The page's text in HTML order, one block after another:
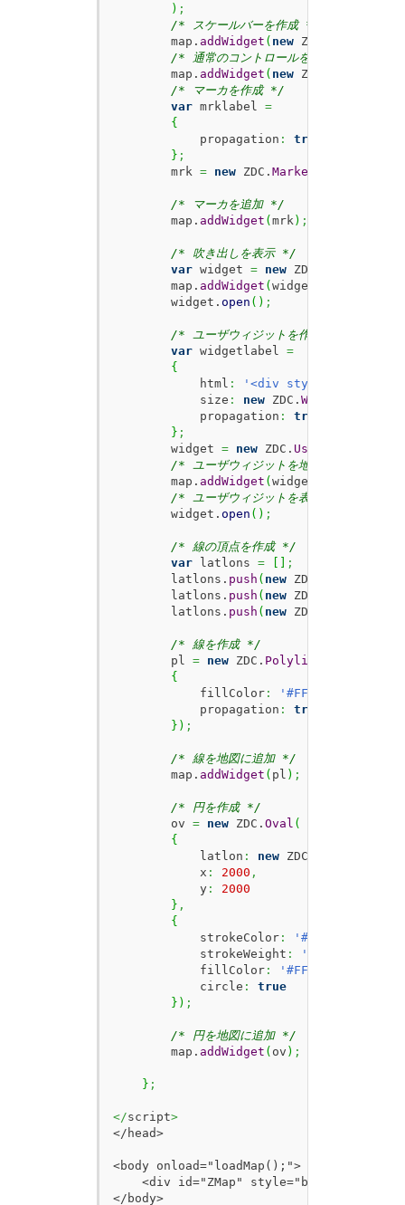
) ;
/* スケールバーを作成 */
        map.
addWidget ( new ZDC.
/* 通常のコントロールを表示 */
        map.
addWidget ( new ZDC.
/* マーカを作成 */
var mrklabel =
{
            propagation
:
true
} ;
        mrk
= new ZDC. Marker
/* マーカを追加 */
        map.
addWidget ( mrk) ;
/* 吹き出しを表示 */
var widget = new ZDC.
        map.
addWidget ( widget
        widget.
open ( ) ;
/* ユーザウィジットを作成 */
var widgetlabel =
{
            html
:
'<div
            size
: new ZDC. WH
            propagation
:
true
} ;
        widget
= new ZDC. UserWidget
/* ユーザウィジットを地図に追加 */
        map.
addWidget ( widget
/* ユーザウィジットを表示 */
        widget.
open ( ) ;
/* 線の頂点を作成 */
var latlons =
;
        latlons.
push ( new ZDC.
        latlons.
push ( new ZDC.
        latlons.
push ( new ZDC.
/* 線を作成 */
        pl
= new ZDC. Polyline
{
            fillColor
: '#FF0000'
            propagation
:
true
} ) ;
/* 線を地図に追加 */
        map.
addWidget ( pl ) ;
/* 円を作成 */
        ov
= new ZDC. Oval (
{
            latlon
: new ZDC.
            x
: 2000 ,
            y
:
2000
} ,
{
            strokeColor
: '#000000'
            strokeWeight
: '2'
            fillColor
: '#FF0000'
            circle
:
true
} ) ;
/* 円を地図に追加 */
        map.
addWidget ( ov ) ;
} ;
</script>
</head>
<body onload="loadMap();">
<div id="ZMap" style="border:1px
</body>